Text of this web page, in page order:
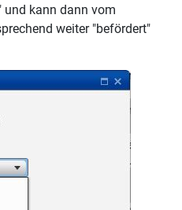
und kann dann vom
weiter "befördert"